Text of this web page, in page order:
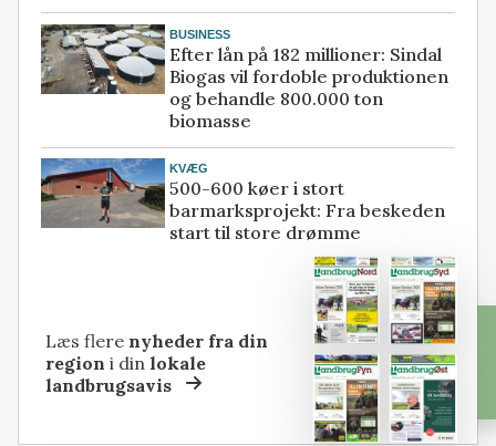
BUSINESS
Efter lån på 182 millioner: Sindal
Biogas vil fordoble produktionen
og behandle 800.000 ton
biomasse
KVÆG
500-600 køer i stort
barmarksprojekt: Fra beskeden
start til store drømme
Læs flere nyheder fra din
region i dinlokale
landbrugsavis